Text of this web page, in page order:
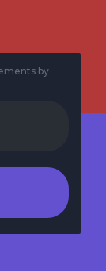
by